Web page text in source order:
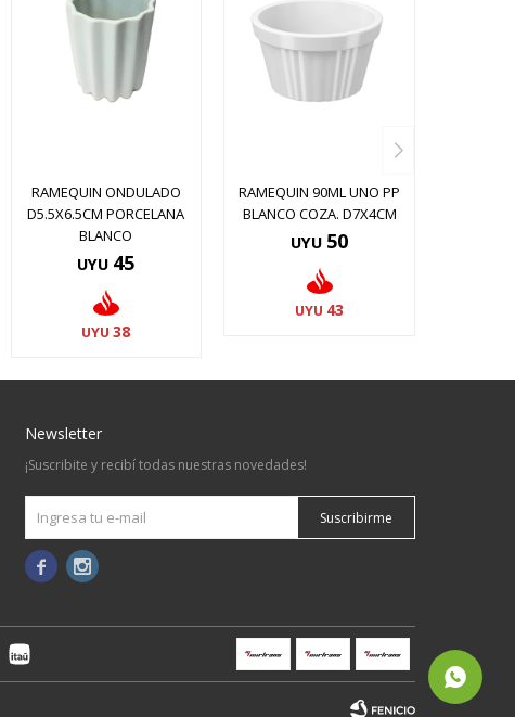
RAMEQUIN ONDULADO
D5.5X6.5CM PORCELANA
BLANCO
UYU 45
UYU 38
RAMEQUIN 90ML UNO PP
BLANCO COZA. D7X4CM
UYU 50
UYU 43
Newsletter
¡Suscribite y recibí todas nuestras novedades!
Suscribirme
 